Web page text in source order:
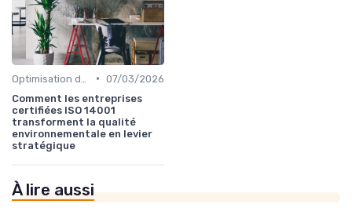
• 07/03/2026
Comment les entreprises
certifiées ISO 14001
transforment la qualité
environnementale en levier
stratégique
À lire aussi